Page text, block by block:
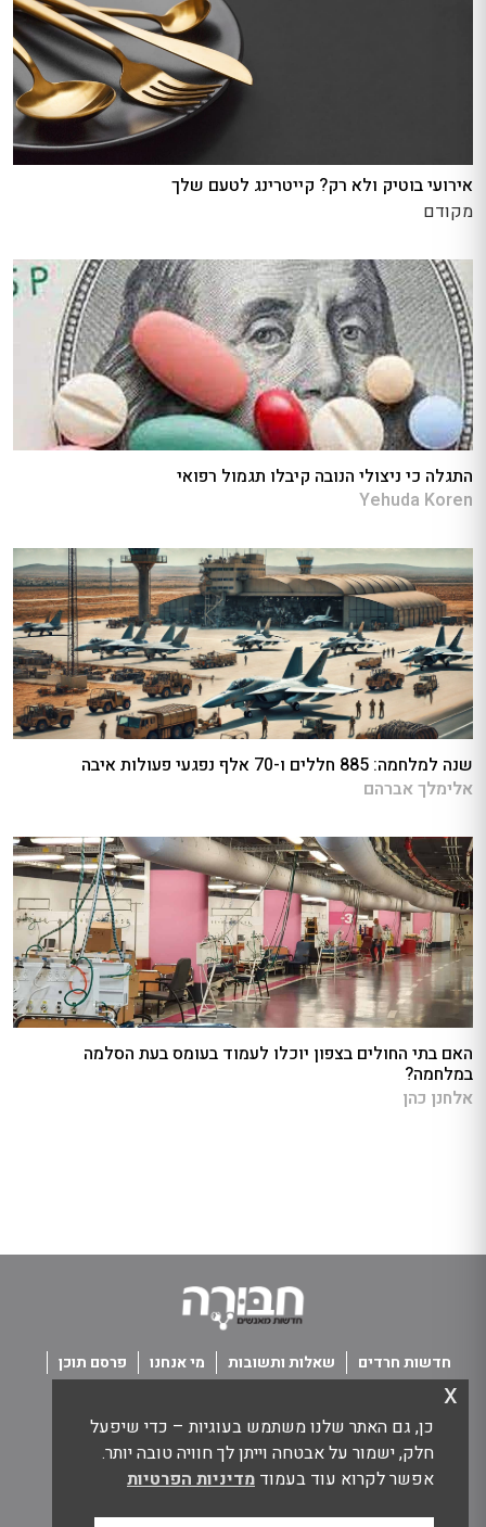
כן, גם האתר שלנו משתמש בעוגיות – כדי שיפעל
חלק, ישמור על אבטחה וייתן לך חוויה טובה יותר.
אפשר לקרוא עוד בעמוד מדיניות הפרטיות
x
אירועי בוטיק ולא רק? קייטרינג לטעם שלך
מקודם
התגלה כי ניצולי הנובה קיבלו תגמול רפואי
Yehuda Koren
שנה למלחמה: 885 חללים ו-70 אלף נפגעי פעולות איבה
אלימלך אברהם
האם בתי החולים בצפון יוכלו לעמוד בעומס בעת הסלמה
במלחמה?
אלחנן כהן
חדשות חרדים שאלות ותשובות מי אנחנו
פרסם תוכן
כל הזכויות שמורות חבורה - חדשות מאנשים